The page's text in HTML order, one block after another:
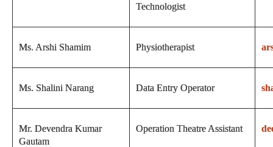
Technologist
Ms. Arshi Shamim Physiotherapist
Ms. Shalini Narang Data Entry Operator
Mr. Devendra Kumar
Gautam
Operation Theatre Assistant